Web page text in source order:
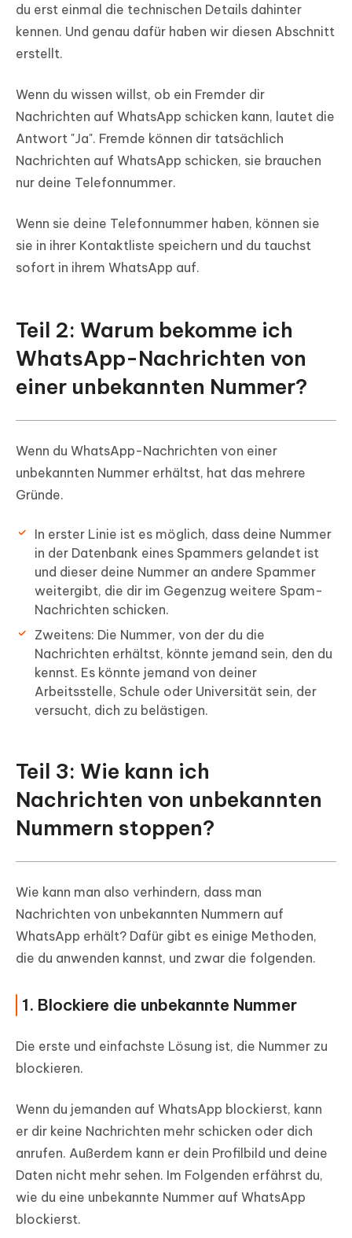
du erst einmal die technischen Details dahinter
kennen. Und genau dafür haben wir diesen Abschnitt
erstellt.
Wenn du wissen willst, ob ein Fremder dir
Nachrichten auf WhatsApp schicken kann, lautet die
Antwort "Ja". Fremde können dir tatsächlich
Nachrichten auf WhatsApp schicken, sie brauchen
nur deine Telefonnummer.
Wenn sie deine Telefonnummer haben, können sie
sie in ihrer Kontaktliste speichern und du tauchst
sofort in ihrem WhatsApp auf.
Teil 2: Warum bekomme ich
WhatsApp-Nachrichten von
einer unbekannten Nummer?
Wenn du WhatsApp-Nachrichten von einer
unbekannten Nummer erhältst, hat das mehrere
Gründe.
In erster Linie ist es möglich, dass deine Nummer
in der Datenbank eines Spammers gelandet ist
und dieser deine Nummer an andere Spammer
weitergibt, die dir im Gegenzug weitere Spam-
Nachrichten schicken.
Zweitens: Die Nummer, von der du die
Nachrichten erhältst, könnte jemand sein, den du
kennst. Es könnte jemand von deiner
Arbeitsstelle, Schule oder Universität sein, der
versucht, dich zu belästigen.
Teil 3: Wie kann ich
Nachrichten von unbekannten
Nummern stoppen?
Wie kann man also verhindern, dass man
Nachrichten von unbekannten Nummern auf
WhatsApp erhält? Dafür gibt es einige Methoden,
die du anwenden kannst, und zwar die folgenden.
1. Blockiere die unbekannte Nummer
Die erste und einfachste Lösung ist, die Nummer zu
blockieren.
Wenn du jemanden auf WhatsApp blockierst, kann
er dir keine Nachrichten mehr schicken oder dich
anrufen. Außerdem kann er dein Profilbild und deine
Daten nicht mehr sehen. Im Folgenden erfährst du,
wie du eine unbekannte Nummer auf WhatsApp
blockierst.